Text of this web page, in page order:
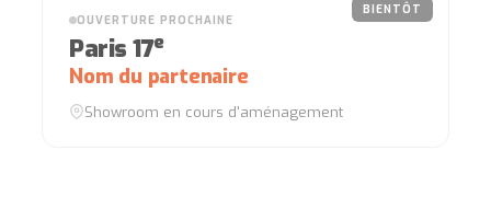
BIENTÔT
OUVERTURE PROCHAINE
Paris 17e
Nom du partenaire
Showroom en cours d'aménagement